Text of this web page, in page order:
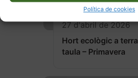
Política de cookies
27 d'abril de 2026
Hort ecològic a
taula – Primavera